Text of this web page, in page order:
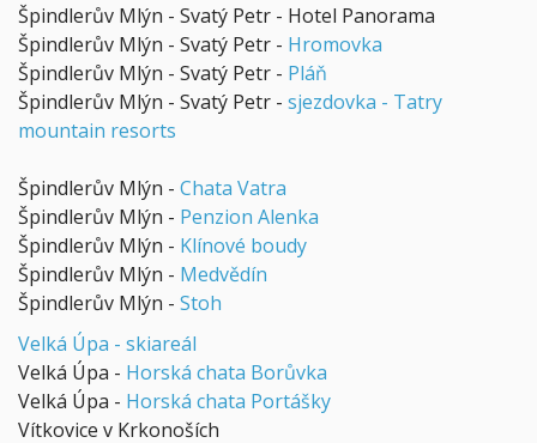
Špindlerův Mlýn - Svatý Petr - Hotel Panorama
Špindlerův Mlýn - Svatý Petr - Hromovka
Špindlerův Mlýn - Svatý Petr - Pláň
Špindlerův Mlýn - Svatý Petr - sjezdovka - Tatry
mountain resorts
Špindlerův Mlýn - Chata Vatra
Špindlerův Mlýn - Penzion Alenka
Špindlerův Mlýn - Klínové boudy
Špindlerův Mlýn - Medvědín
Špindlerův Mlýn - Stoh
Velká Úpa - skiareál
Velká Úpa - Horská chata Borůvka
Velká Úpa - Horská chata Portášky
Vítkovice v Krkonoších